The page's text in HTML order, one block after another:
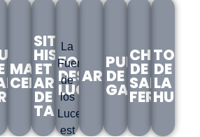
MARCHÉ
CENTRAL
SITE
HISTORIQUE
ET
ARTISTIQUE
DE
TABARCA
FONTAINE
DES
LUCEROS
La
Fuente
de
los
Luceros
est
ARÈNES
PUITS
DE
GARRIGÓS
DE
SAN
DE
LA